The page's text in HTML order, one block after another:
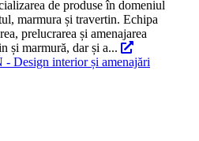
de produse în domeniul
marmura și travertin. Echipa
prelucrarea și amenajarea
și marmură, dar și a...